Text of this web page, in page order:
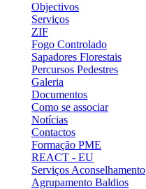
Objectivos
Serviços
ZIF
Fogo Controlado
Sapadores Florestais
Percursos Pedestres
Galeria
Documentos
Como se associar
Notícias
Contactos
Formação PME
REACT - EU
Serviços Aconselhamento
Agrupamento Baldios